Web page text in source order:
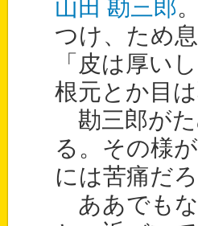
山田 勘三郎
つけ、ため
「皮は厚い
根元とか目
勘三郎がた
る。その様
には苦痛だ
ああでもな